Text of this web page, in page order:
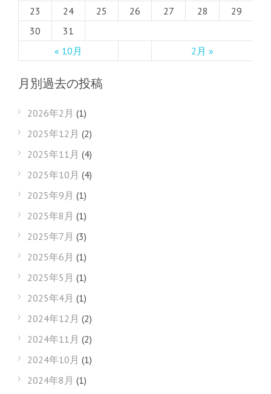
« 10月 2月 »
23
24 25 26 27 28
29
30
31
月別過去の投稿
2026年2月 (1)
2025年12月 (2)
2025年11月 (4)
2025年10月 (4)
2025年9月 (1)
2025年8月 (1)
2025年7月 (3)
2025年6月 (1)
2025年5月 (1)
2025年4月 (1)
2024年12月 (2)
2024年11月 (2)
2024年10月 (1)
2024年8月 (1)